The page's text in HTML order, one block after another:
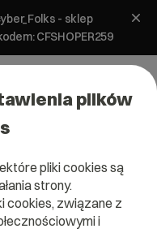
- sklep
CFSHOPER259
plików
pliki cookies są
strony.
cookies, związane z
i